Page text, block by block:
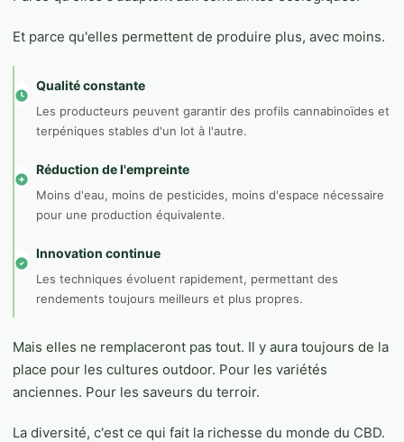
Et parce qu'elles permettent de produire plus, avec moins.
Qualité constante
Les producteurs peuvent garantir des profils cannabinoïdes et
terpéniques stables d'un lot à l'autre.
Réduction de l'empreinte
Moins d'eau, moins de pesticides, moins d'espace nécessaire
pour une production équivalente.
Innovation continue
Les techniques évoluent rapidement, permettant des
rendements toujours meilleurs et plus propres.
Mais elles ne remplaceront pas tout. Il y aura toujours de la
place pour les cultures outdoor. Pour les variétés
anciennes. Pour les saveurs du terroir.
La diversité, c'est ce qui fait la richesse du monde du CBD.